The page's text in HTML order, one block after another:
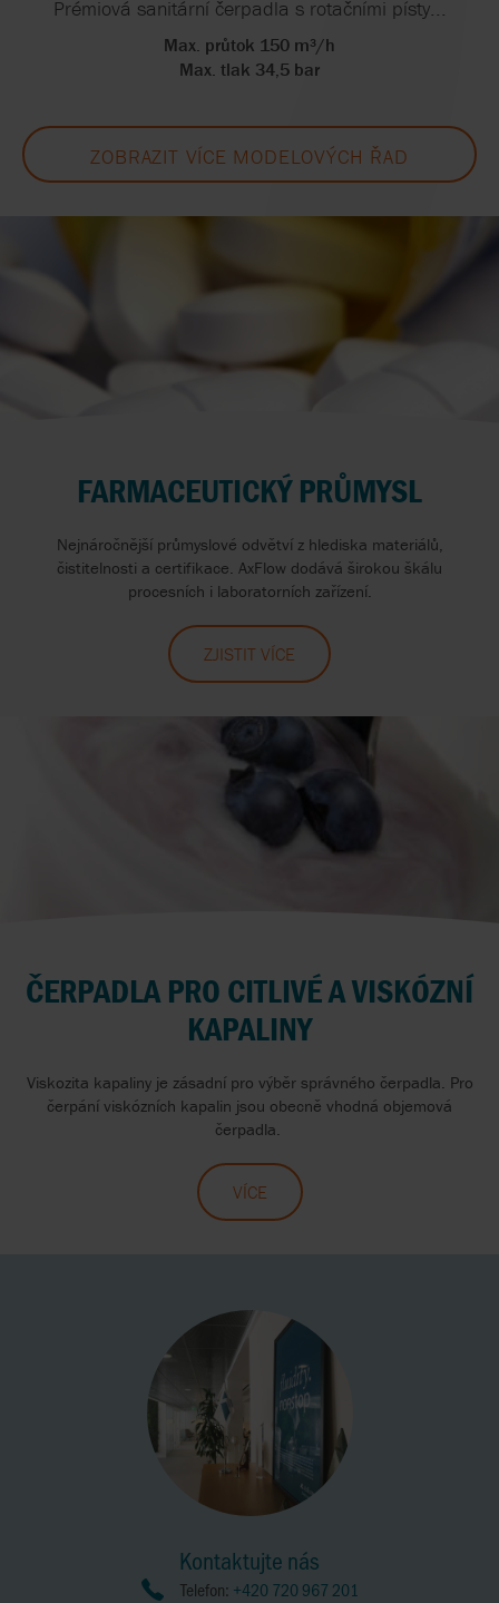
Prémiová sanitární čerpadla s rotačními písty...
Max. průtok 150 m³/h
Max. tlak 34,5 bar
ZOBRAZIT VÍCE MODELOVÝCH ŘAD
FARMACEUTICKÝ PRŮMYSL
Nejnáročnější průmyslové odvětví z hlediska materiálů,
čistitelnosti a certifikace. AxFlow dodává širokou škálu
procesních i laboratorních zařízení.
ZJISTIT VÍCE
ČERPADLA PRO CITLIVÉ A VISKÓZNÍ
KAPALINY
Viskozita kapaliny je zásadní pro výběr správného čerpadla. Pro
čerpání viskózních kapalin jsou obecně vhodná objemová
čerpadla.
VÍCE
Kontaktujte nás
Telefon: +420 720 967 201